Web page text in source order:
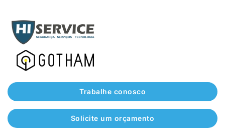
Trabalhe conosco
Solicite um orçamento